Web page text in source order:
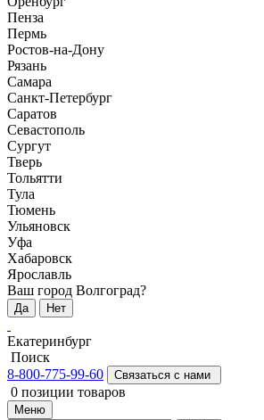
Пенза
Пермь
Ростов-на-Дону
Рязань
Самара
Санкт-Петербург
Саратов
Севастополь
Сургут
Тверь
Тольятти
Тула
Тюмень
Ульяновск
Уфа
Хабаровск
Ярославль
Ваш город Волгоград?
Да Нет
Екатеринбург
Поиск
8-800-775-99-60
Связаться с нами
0 позиции товаров
Меню